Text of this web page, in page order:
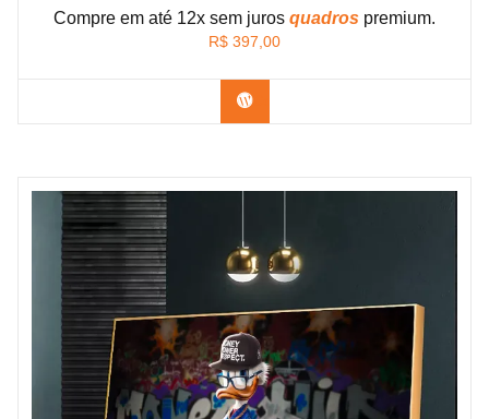
Compre em até 12x sem juros quadros premium.
R$ 397,00
Confira os modelos